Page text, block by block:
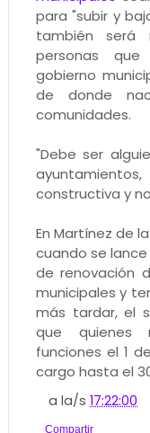
para "subir y
también será
personas
gobierno
de donde
comunidades.
"Debe ser
constructiva y
En Martínez de
cuando se lance
de renovación
municipales y
más tardar, el
que quienes
funciones el 1
cargo hasta el
a la/s17:22:00
Compartir